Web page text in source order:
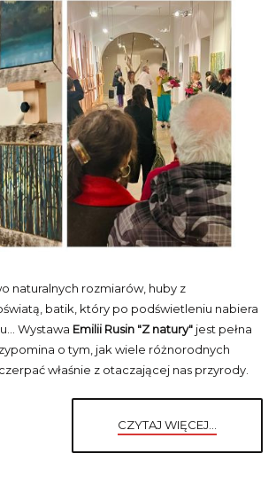
naturalnych rozmiarów, huby z
batik, który po podświetleniu nabiera
Wystawa Emilii Rusin "Z natury" jest pełna
o tym, jak wiele różnorodnych
właśnie z otaczającej nas przyrody.
CZYTAJ WIĘCEJ...